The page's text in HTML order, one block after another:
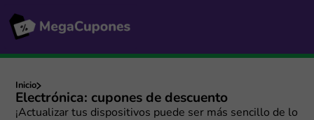
Inicio
Electrónica: cupones de descuento
¡Actualizar tus dispositivos puede ser más sencillo de lo